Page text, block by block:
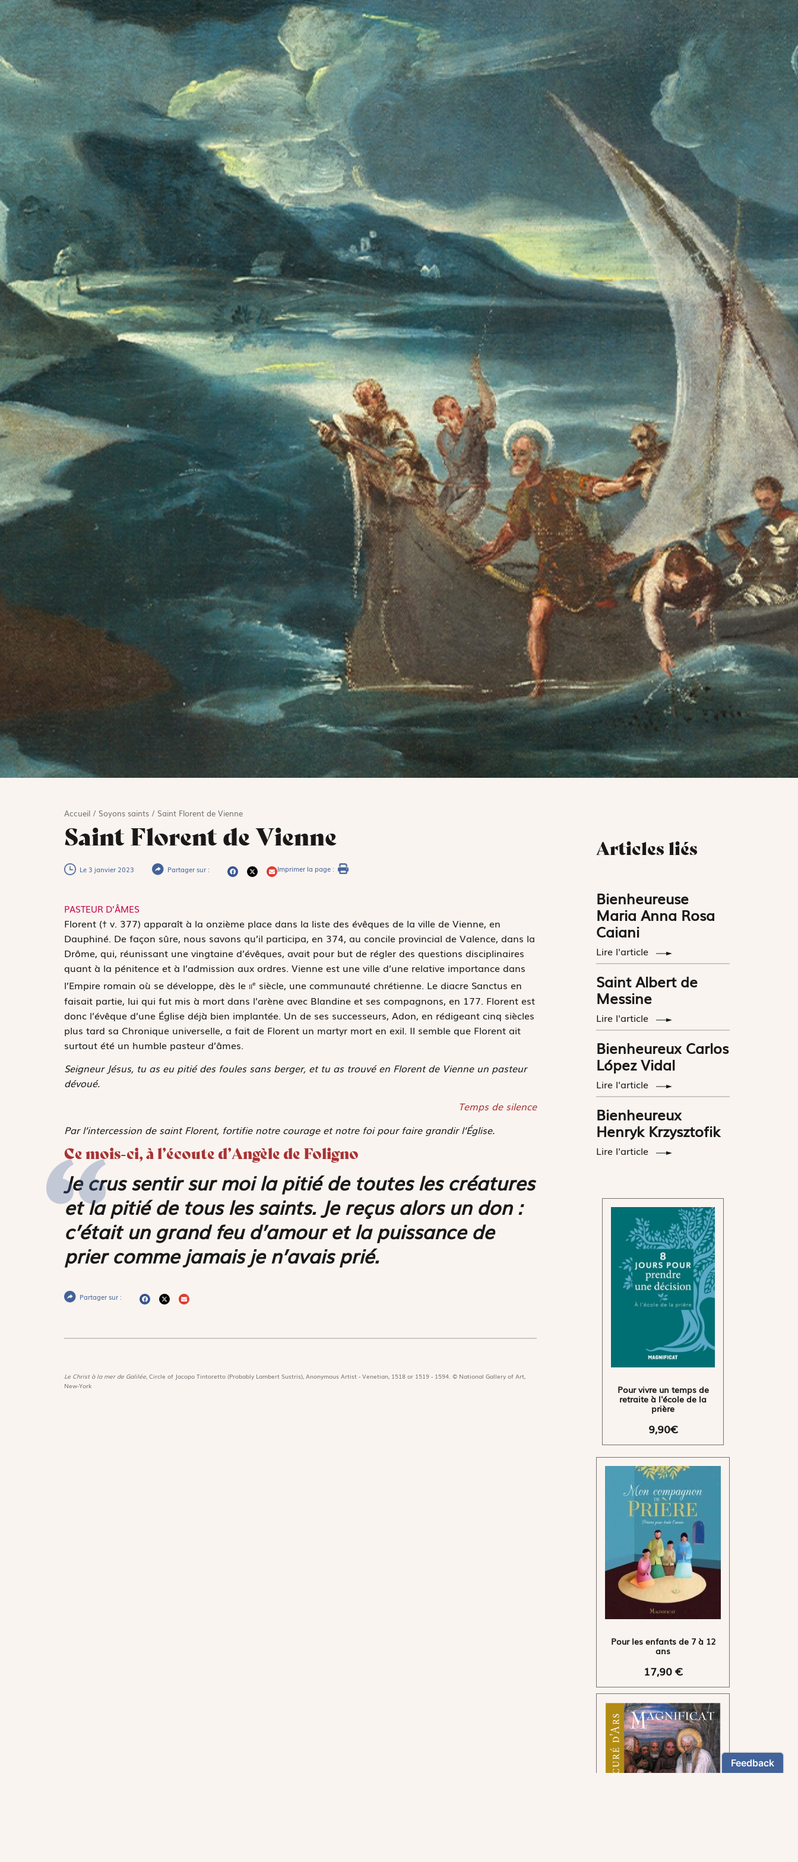
Accueil/ Soyons saints/ Saint Florent de Vienne
Saint Florent de Vienne
Le 3 janvier 2023 Partager sur : Imprimer la page :
PASTEUR D’ÂMES
Florent († v. 377) apparaît à la onzième place dans la liste des évêques de la ville de Vienne, en
Dauphiné. De façon sûre, nous savons qu’il participa, en 374, au concile provincial de Valence, dans la
Drôme, qui, réunissant une vingtaine d’évêques, avait pour but de régler des questions disciplinaires
quant à la pénitence et à l’admission aux ordres. Vienne est une ville d’une relative importance dans
l’Empire romain où se développe, dès le iie siècle, une communauté chrétienne. Le diacre Sanctus en
faisait partie, lui qui fut mis à mort dans l’arène avec Blandine et ses compagnons, en 177. Florent est
donc l’évêque d’une Église déjà bien implantée. Un de ses successeurs, Adon, en rédigeant cinq siècles
plus tard sa Chronique universelle, a fait de Florent un martyr mort en exil. Il semble que Florent ait
surtout été un humble pasteur d’âmes.
Seigneur Jésus, tu as eu pitié des foules sans berger, et tu as trouvé en Florent de Vienne un pasteur
dévoué.
Temps de silence
Par l’intercession de saint Florent, fortifie notre courage et notre foi pour faire grandir l’Église.
Ce mois-ci, à l’écoute d’Angèle de Foligno
Je crus sentir sur moi la pitié de toutes les créatures
et la pitié de tous les saints. Je reçus alors un don :
c’était un grand feu d’amour et la puissance de
prier comme jamais je n’avais prié.
Partager sur :
Le Christ à la mer de Galilée, Circle of Jacopo Tintoretto (Probably Lambert Sustris), Anonymous Artist - Venetian, 1518 or 1519 - 1594. © National Gallery of Art,
New-York
Articles liés
Bienheureuse
Maria Anna Rosa
Caiani
Lire l'article
Saint Albert de
Messine
Lire l'article
Bienheureux Carlos
López Vidal
Lire l'article
Bienheureux
Henryk Krzysztofik
Lire l'article
Pour vivre un temps de
retraite à l'école de la
prière
9,90€
Pour les enfants de 7 à 12
ans
17,90 €